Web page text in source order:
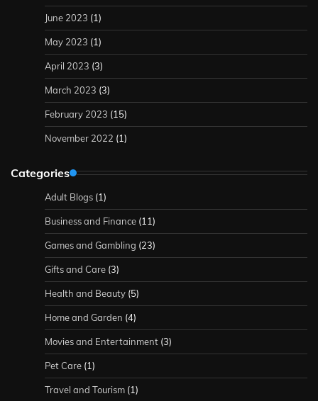
June 2023 (1)
May 2023 (1)
April 2023 (3)
March 2023 (3)
February 2023 (15)
November 2022 (1)
Categories
Adult Blogs (1)
Business and Finance (11)
Games and Gambling (23)
Gifts and Care (3)
Health and Beauty (5)
Home and Garden (4)
Movies and Entertainment (3)
Pet Care (1)
Travel and Tourism (1)